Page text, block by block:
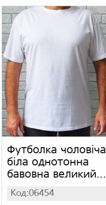
Футболка чоловіча
біла однотонна
бавовна великий
розмір (батал),
кулір бавовна
Код:06454